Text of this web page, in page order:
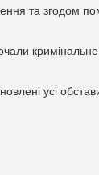
та згодом
усі